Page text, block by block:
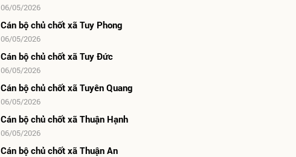
06/05/2026
Cán bộ chủ chốt xã Tuy Phong
06/05/2026
Cán bộ chủ chốt xã Tuy Đức
06/05/2026
Cán bộ chủ chốt xã Tuyên Quang
06/05/2026
Cán bộ chủ chốt xã Thuận Hạnh
06/05/2026
Cán bộ chủ chốt xã Thuận An